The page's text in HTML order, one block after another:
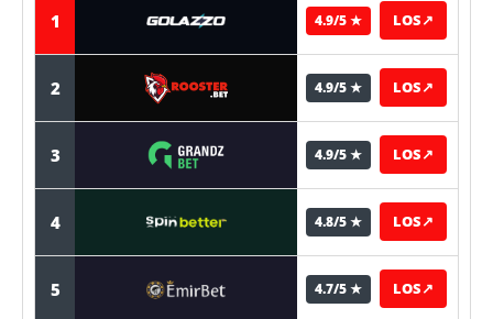
1 4.9/5 ★ LOS↗
2 4.9/5 ★ LOS↗
3 4.9/5 ★ LOS↗
4 4.8/5 ★ LOS↗
5 4.7/5 ★ LOS↗